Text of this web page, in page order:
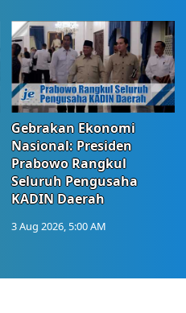
Gebrakan Ekonomi
Nasional: Presiden
Prabowo Rangkul
Seluruh Pengusaha
KADIN Daerah
3 Aug 2026, 5:00 AM